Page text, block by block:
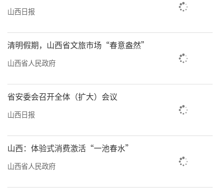
山西日报
清明假期，山西省文旅市场“春意盎然”
山西省人民政府
省安委会召开全体（扩大）会议
山西日报
山西：体验式消费激活“一池春水”
山西省人民政府